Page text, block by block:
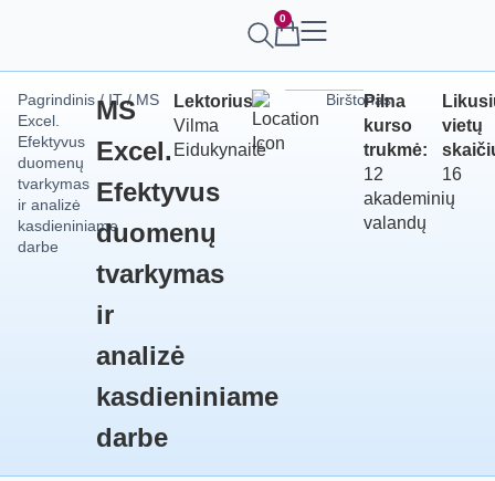
0
Pagrindinis/ IT/ MS
Excel.
Efektyvus
duomenų
tvarkymas
ir analizė
kasdieniniame
darbe
MS
Excel.
Efektyvus
duomenų
tvarkymas
ir
analizė
kasdieniniame
darbe
Lektorius:
Vilma
Eidukynaitė
Birštonas
Pilna
kurso
trukmė:
12
akademinių
valandų
vietų
16